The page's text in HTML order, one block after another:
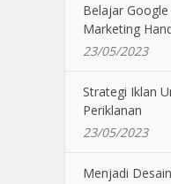
Belajar
Marketing
23/05/2023
Strategi Iklan
Periklanan
23/05/2023
Menjadi